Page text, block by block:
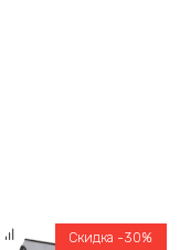
Скидка -30%